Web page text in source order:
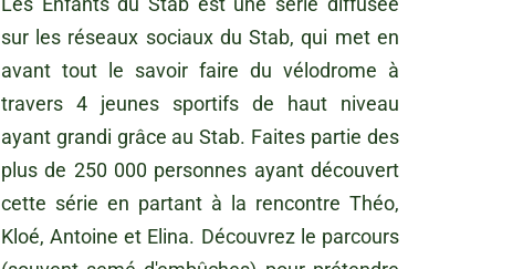
sur les réseaux sociaux du Stab, qui met en
avant tout le savoir faire du vélodrome à
travers 4 jeunes sportifs de haut niveau
ayant grandi grâce au Stab. Faites partie des
plus de 250 000 personnes ayant découvert
cette série en partant à la rencontre Théo,
Kloé, Antoine et Elina. Découvrez le parcours